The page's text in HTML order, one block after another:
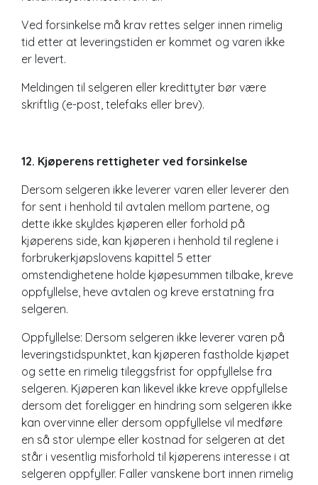
Ved forsinkelse må krav rettes selger innen rimelig
tid etter at leveringstiden er kommet og varen ikke
er levert.
Meldingen til selgeren eller kredittyter bør være
skriftlig (e-post, telefaks eller brev).
12. Kjøperens rettigheter ved forsinkelse
Dersom selgeren ikke leverer varen eller leverer den
for sent i henhold til avtalen mellom partene, og
dette ikke skyldes kjøperen eller forhold på
kjøperens side, kan kjøperen i henhold til reglene i
forbrukerkjøpslovens kapittel 5 etter
omstendighetene holde kjøpesummen tilbake, kreve
oppfyllelse, heve avtalen og kreve erstatning fra
selgeren.
Oppfyllelse: Dersom selgeren ikke leverer varen på
leveringstidspunktet, kan kjøperen fastholde kjøpet
og sette en rimelig tileggsfrist for oppfyllelse fra
selgeren. Kjøperen kan likevel ikke kreve oppfyllelse
dersom det foreligger en hindring som selgeren ikke
kan overvinne eller dersom oppfyllelse vil medføre
en så stor ulempe eller kostnad for selgeren at det
står i vesentlig misforhold til kjøperens interesse i at
selgeren oppfyller. Faller vanskene bort innen rimelig